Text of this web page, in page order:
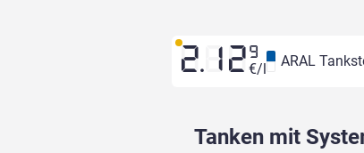
2.12 9
€/l ARAL
Tanken mit